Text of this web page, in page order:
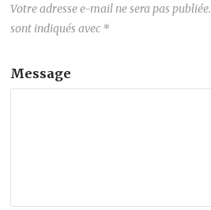
Votre adresse e-mail ne sera pas publiée.
sont indiqués avec *
Message